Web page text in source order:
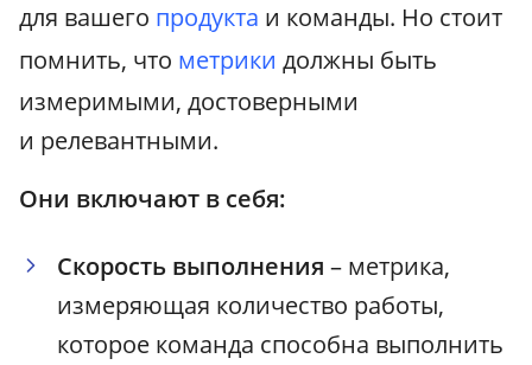
для вашего продукта и команды. Но стоит
помнить, что метрики должны быть
измеримыми, достоверными
и релевантными.
Они включают в себя:
Скорость выполнения – метрика,
измеряющая количество работы,
которое команда способна выполнить